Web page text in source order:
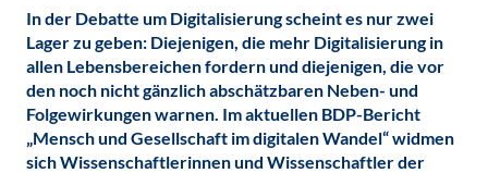
In der Debatte um Digitalisierung scheint es nur zwei
Lager zu geben: Diejenigen, die mehr Digitalisierung in
allen Lebensbereichen fordern und diejenigen, die vor
den noch nicht gänzlich abschätzbaren Neben- und
Folgewirkungen warnen. Im aktuellen BDP-Bericht
„Mensch und Gesellschaft im digitalen Wandel“ widmen
sich Wissenschaftlerinnen und Wissenschaftler der